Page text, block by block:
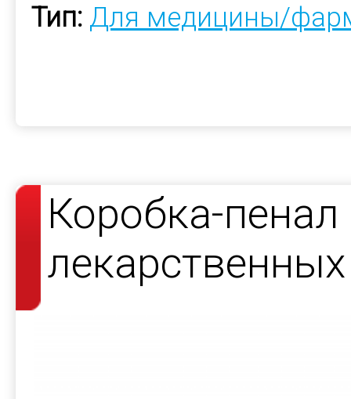
Тип: Для медицины/
Коробка-